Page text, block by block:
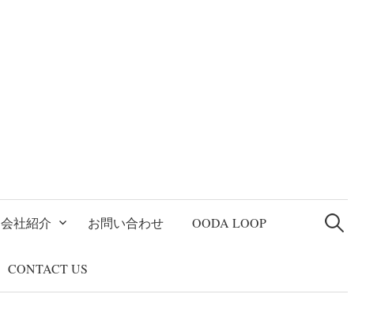
会社紹介 お問い合わせ OODA LOOP
CONTACT US
検
索: